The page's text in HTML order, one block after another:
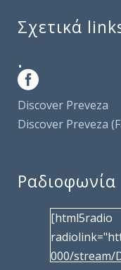
Σχετικά
.
Discover Preveza
Discover Preveza
Ραδιοφωνία
[html5radio
000/stream/